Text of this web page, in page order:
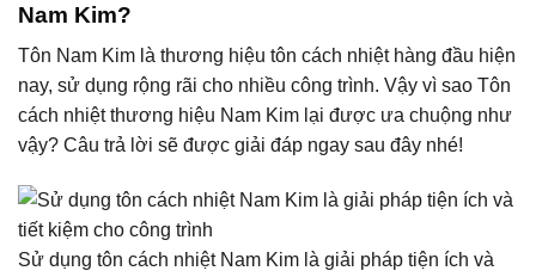
Nam Kim?
Tôn Nam Kim là thương hiệu tôn cách nhiệt hàng đầu hiện
nay, sử dụng rộng rãi cho nhiều công trình. Vậy vì sao Tôn
cách nhiệt thương hiệu Nam Kim lại được ưa chuộng như
vậy? Câu trả lời sẽ được giải đáp ngay sau đây nhé!
Sử dụng tôn cách nhiệt Nam Kim là giải pháp tiện ích và